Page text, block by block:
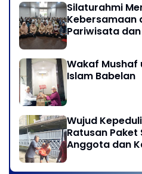
Silaturahmi
Kebersamaan
Pariwisata
Wakaf Mushaf
Islam Babelan
Wujud
Ratusan
Anggota dan